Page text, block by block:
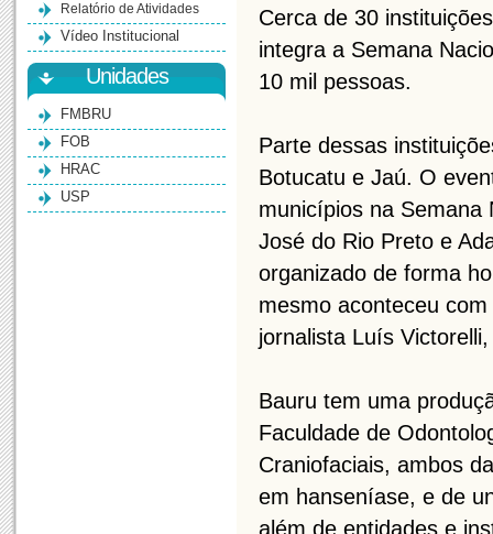
Relatório de Atividades
Vídeo Institucional
Unidades
FMBRU
FOB
HRAC
USP
Cerca de 30
integra a Semana
10 mil pessoas.
Parte dessas
Botucatu e Jaú. O
municípios na Semana
José do Rio Preto e
organizado de forma
mesmo aconteceu
jornalista Luís
Bauru tem uma
Faculdade de
Craniofaciais, ambos
em hanseníase, e de
além de entidades e